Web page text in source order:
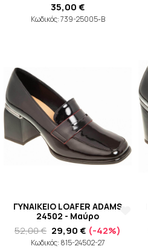
35,00 €
Κωδικός: 739-25005-B
ΓΥΝΑΙΚΕΙΟ LOAFER ADAMS
24502 - Μαύρο
52,00 € 29,90 € (-42%)
Κωδικός: 815-24502-27